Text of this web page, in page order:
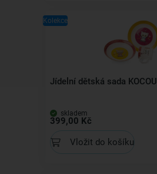
Kolekce
Jídelní dětská sada
skladem
399,00 Kč
Vložit do košíku